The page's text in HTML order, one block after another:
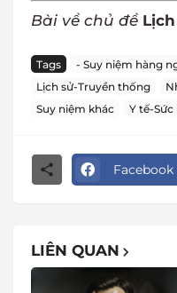
Bài về chủ đề
Tags - Suy niệm hàng
Lịch sử-Truyền thống
Suy niệm khác
Y tế-Sức
Facebook
LIÊN QUAN